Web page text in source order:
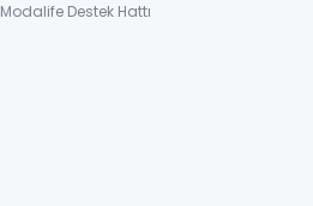
Modalife Destek Hattı